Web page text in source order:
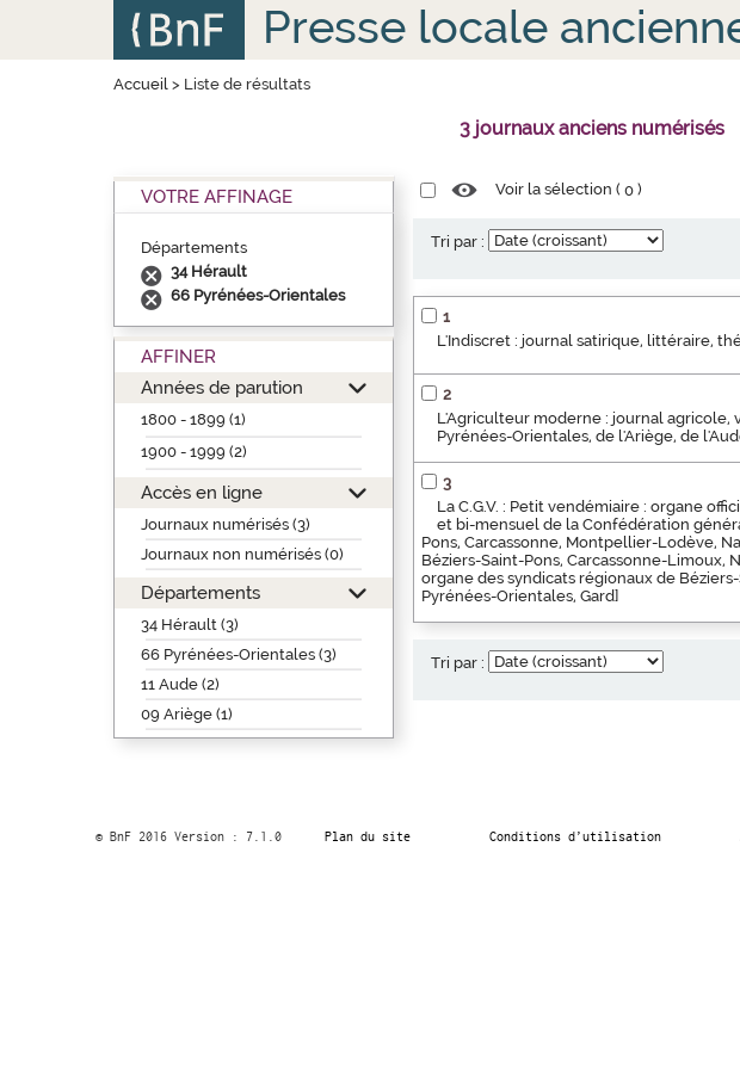
Presse locale
Accueil> Liste de résultats
3 journaux anciens numérisés
VOTRE AFFINAGE
Départements
34 Hérault
66 Pyrénées-Orientales
AFFINER
Années de parution
1800 - 1899 (1)
1900 - 1999 (2)
Accès en ligne
Journaux numérisés (3)
Journaux non numérisés (0)
Départements
34 Hérault (3)
66 Pyrénées-Orientales (3)
11 Aude (2)
09 Ariège (1)
Voir la sélection (0 )
Tri par :
1
L'Indiscret : journal satirique, littéraire,
2
L'Agriculteur moderne : journal
Pyrénées-Orientales, de l'Ariège, de
3
La C.G.V. : Petit vendémiaire : organe
et bi-mensuel de la Confédération
Pons, Carcassonne, Montpellier-Lodève,
Béziers-Saint-Pons, Carcassonne-Limoux,
organe des syndicats régionaux de
Pyrénées-Orientales, Gard]
Tri par :
© BnF 2016 Version : 7.1.0 Plan du site Conditions d’utilisation
Panneau de gestion des cookies